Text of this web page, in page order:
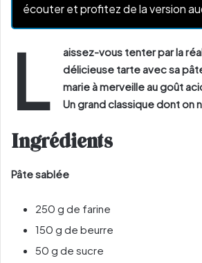
écouter et profitez de la version
L
aissez-vous tenter par la
délicieuse tarte avec sa
marie à merveille au goût
Un grand classique dont on
Ingrédients
Pâte sablée
250 g de farine
150 g de beurre
50 g de sucre